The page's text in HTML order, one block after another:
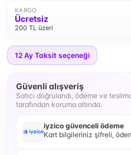
KARGO
Ücretsiz
200 TL üzeri
12 Ay Taksit seçeneği
Güvenli alışveriş
Satıcı doğrulandı, ödeme ve
tarafından koruma altında.
iyzico güvenceli ödeme
Kart bilgileriniz şifreli,